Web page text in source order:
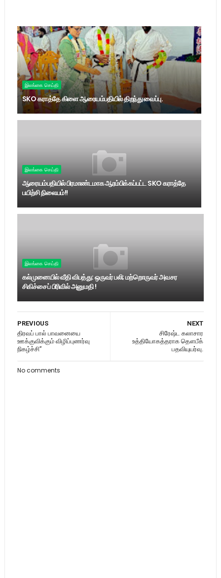
இலங்கை செய்தி
SKO கராத்தே கிளை ஆரையம்பதியில் திறந்து வைப்பு.
இலங்கை செய்தி
ஆரையம்பதியில் பிரமாண்டமாக ஆரம்பிக்கப்பட்ட SKO கராத்தே
பயிற்சி நிலையம்!!
இலங்கை செய்தி
கல்முனையில் வீதி விபத்து: ஒருவர் பலி; மற்றொருவர் அவசர
சிகிச்சைப் பிரிவில் அனுமதி !
NEXT
சிரேஷ்ட கலாசார
உத்தியோகத்தராக தௌபீக்
பதவியுயர்வு.
PREVIOUS
திரவப் பால் பாவனையை
ஊக்குவிக்கும் விழிப்புணர்வு
நிகழ்ச்சி”
No comments